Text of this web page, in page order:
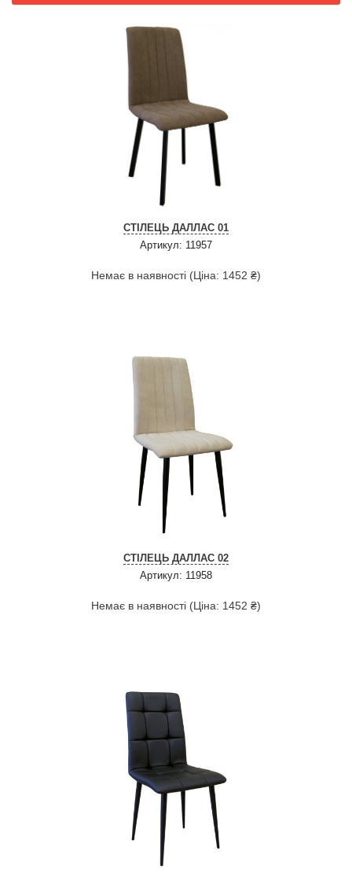
СТІЛЕЦЬ ДАЛЛАС 01
Артикул: 11957
Немає в наявності (Ціна: 1452 ₴)
СТІЛЕЦЬ ДАЛЛАС 02
Артикул: 11958
Немає в наявності (Ціна: 1452 ₴)